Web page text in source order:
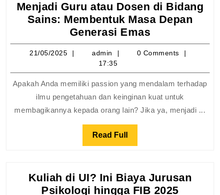
Menjadi Guru atau Dosen di Bidang
Sains: Membentuk Masa Depan
Generasi EmasMenjadi
Guru
atau
Dosen
di
Bidang
Sains:
Emas
21/05/2025 21/05/2025
admin admin0 Comments
17:35
Apakah Anda memiliki passion yang mendalam terhadap
ilmu pengetahuan dan keinginan kuat untuk
membagikannya kepada orang lain? Jika ya, menjadi ...
Read Full Read
Full
Kuliah di UI? Ini Biaya Jurusan
Psikologi hingga FIB 2025Kuliah